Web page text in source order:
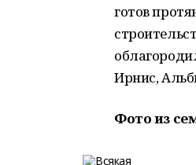
готов
Ирнис,
Фото из